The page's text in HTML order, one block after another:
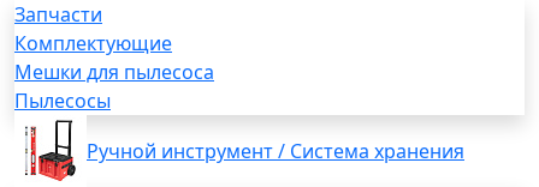
Запчасти
Комплектующие
Мешки для пылесоса
Пылесосы
Ручной инструмент / Система хранения